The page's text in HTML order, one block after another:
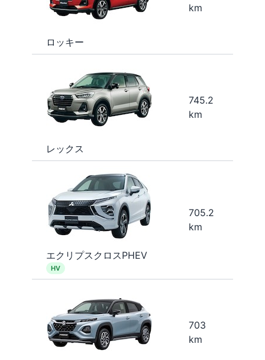
ロッキー
km
レックス
745.2
km
エクリプスクロスPHEV
HV
705.2
km
703
km